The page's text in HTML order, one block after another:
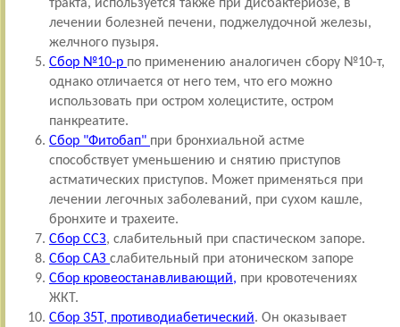
тракта, используется также при дисбактериозе, в
лечении болезней печени, поджелудочной железы,
желчного пузыря.
Сбор №10-р по применению аналогичен сбору №10-т,
однако отличается от него тем, что его можно
использовать при остром холецистите, остром
панкреатите.
Сбор "Фитобап" при бронхиальной астме
способствует уменьшению и снятию приступов
астматических приступов. Может применяться при
лечении легочных заболеваний, при сухом кашле,
бронхите и трахеите.
Сбор ССЗ, слабительный при спастическом запоре.
Сбор САЗ слабительный при атоническом запоре
Сбор кровеостанавливающий, при кровотечениях
ЖКТ.
Сбор 35Т, противодиабетический. Он оказывает